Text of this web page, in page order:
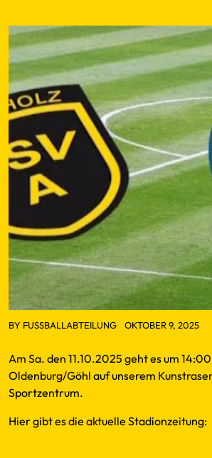
BY FUSSBALLABTEILUNG OKTOBER 9, 2025
Am Sa. den 11.10.2025 geht es um
Oldenburg/Göhl auf unserem
Sportzentrum.
Hier gibt es die aktuelle Stadionzeitung: